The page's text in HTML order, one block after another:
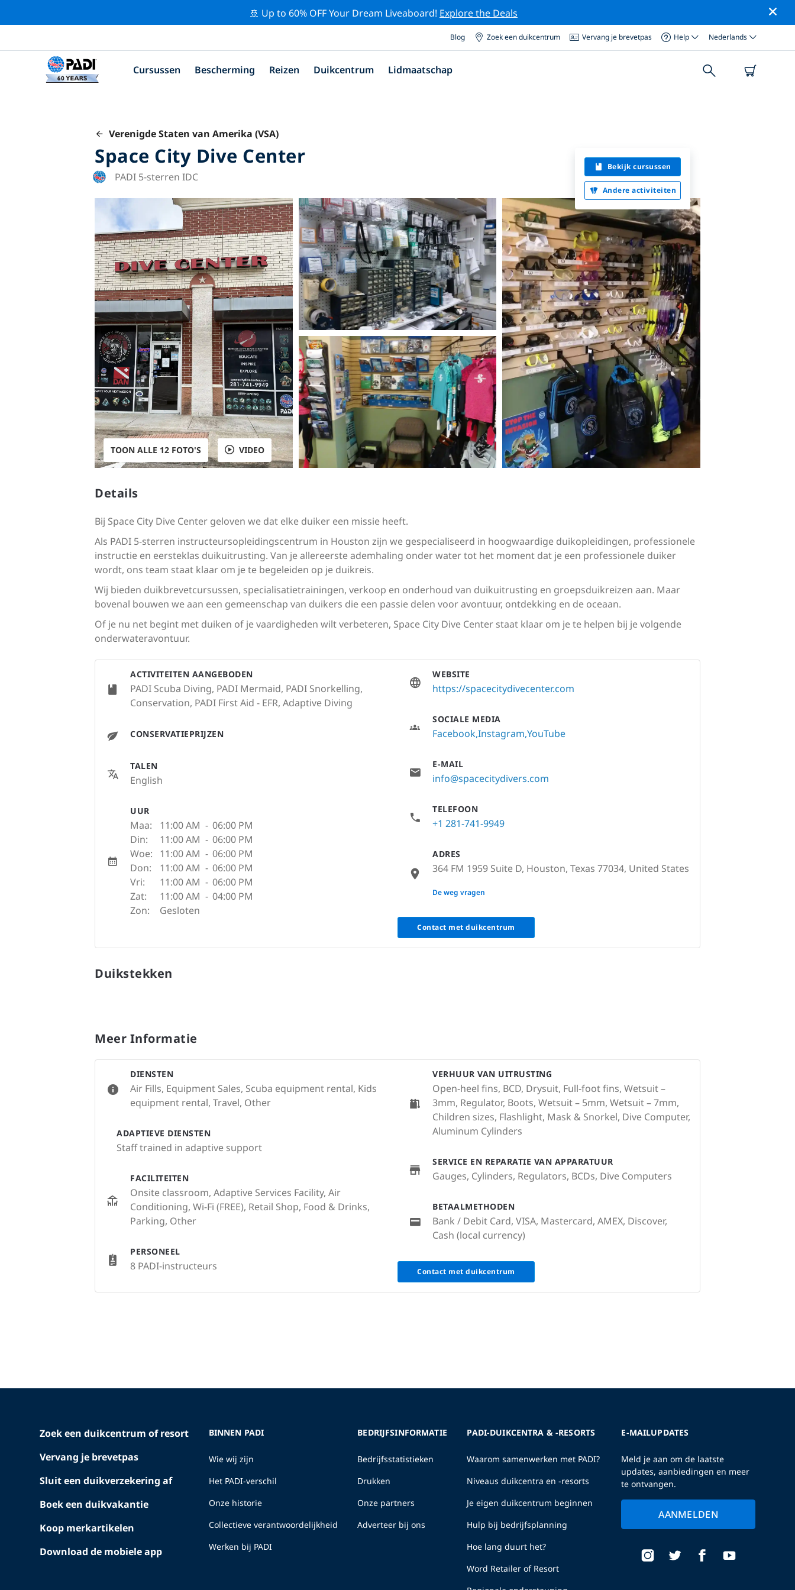
🚢 Up to 60% OFF Your Dream Liveaboard! Explore the Deals
Blog Zoek een duikcentrum Vervang je brevetpas Help Nederlands
Cursussen Bescherming Reizen Duikcentrum Lidmaatschap
Verenigde Staten van Amerika (VSA)
Space City Dive Center
PADI 5-sterren IDC
Bekijk cursussen
Andere activiteiten
TOON ALLE 12 FOTO'S VIDEO
Details
Bij Space City Dive Center geloven we dat elke duiker een missie heeft.
Als PADI 5-sterren instructeursopleidingscentrum in Houston zijn we gespecialiseerd in hoogwaardige duikopleidingen, professionele
instructie en eersteklas duikuitrusting. Van je allereerste ademhaling onder water tot het moment dat je een professionele duiker
wordt, ons team staat klaar om je te begeleiden op je duikreis.
Wij bieden duikbrevetcursussen, specialisatietrainingen, verkoop en onderhoud van duikuitrusting en groepsduikreizen aan. Maar
bovenal bouwen we aan een gemeenschap van duikers die een passie delen voor avontuur, ontdekking en de oceaan.
Of je nu net begint met duiken of je vaardigheden wilt verbeteren, Space City Dive Center staat klaar om je te helpen bij je volgende
onderwateravontuur.
ACTIVITEITEN AANGEBODEN
PADI Scuba Diving, PADI Mermaid, PADI Snorkelling,
Conservation, PADI First Aid - EFR, Adaptive Diving
CONSERVATIEPRIJZEN
TALEN
English
UUR
Maa: 11:00 AM - 06:00 PM
Din:
11:00 AM - 06:00 PM
Woe:
11:00 AM - 06:00 PM
Don:
11:00 AM - 06:00 PM
Vri:
11:00 AM - 06:00 PM
Zat:
11:00 AM - 04:00 PM
Zon:
Gesloten
WEBSITE
https://spacecitydivecenter.com
SOCIALE MEDIA
FacebookInstagram YouTube
E-MAIL
info@spacecitydivers.com
TELEFOON
+1 281-741-9949
ADRES
364 FM 1959 Suite D, Houston, Texas 77034, United States
None
De weg vragen
Contact met duikcentrum
Duikstekken
Meer Informatie
DIENSTEN
Air Fills, Equipment Sales, Scuba equipment rental, Kids
equipment rental, Travel, Other
ADAPTIEVE DIENSTEN
Staff trained in adaptive support
FACILITEITEN
Onsite classroom, Adaptive Services Facility, Air
Conditioning, Wi-Fi (FREE), Retail Shop, Food & Drinks,
Parking, Other
PERSONEEL
8 PADI-instructeurs
VERHUUR VAN UITRUSTING
Open-heel fins, BCD, Drysuit, Full-foot fins, Wetsuit –
3mm, Regulator, Boots, Wetsuit – 5mm, Wetsuit – 7mm,
Children sizes, Flashlight, Mask & Snorkel, Dive Computer,
Aluminum Cylinders
SERVICE EN REPARATIE VAN APPARATUUR
Gauges, Cylinders, Regulators, BCDs, Dive Computers
BETAALMETHODEN
Bank / Debit Card, VISA, Mastercard, AMEX, Discover,
Cash (local currency)
Contact met duikcentrum
Zoek een duikcentrum of resort
Vervang je brevetpas
Sluit een duikverzekering af
Boek een duikvakantie
Koop merkartikelen
Download de mobiele app
BINNEN PADI
Wie wij zijn
Het PADI-verschil
Onze historie
Collectieve verantwoordelijkheid
Werken bij PADI
BEDRIJFSINFORMATIE
Bedrijfsstatistieken
Drukken
Onze partners
Adverteer bij ons
PADI-DUIKCENTRA & -RESORTS
Waarom samenwerken met PADI?
Niveaus duikcentra en -resorts
Je eigen duikcentrum beginnen
Hulp bij bedrijfsplanning
Hoe lang duurt het?
Word Retailer of Resort
E-MAILUPDATES
Meld je aan om de laatste
updates, aanbiedingen en meer
te ontvangen.
AANMELDEN